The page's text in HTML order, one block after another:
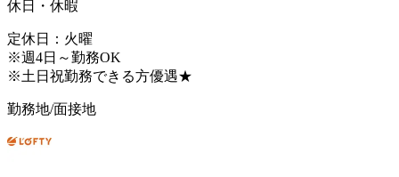
休日・休暇
定休日：火曜
※週4日～勤務OK
※土日祝勤務できる方優遇★
勤務地/面接地